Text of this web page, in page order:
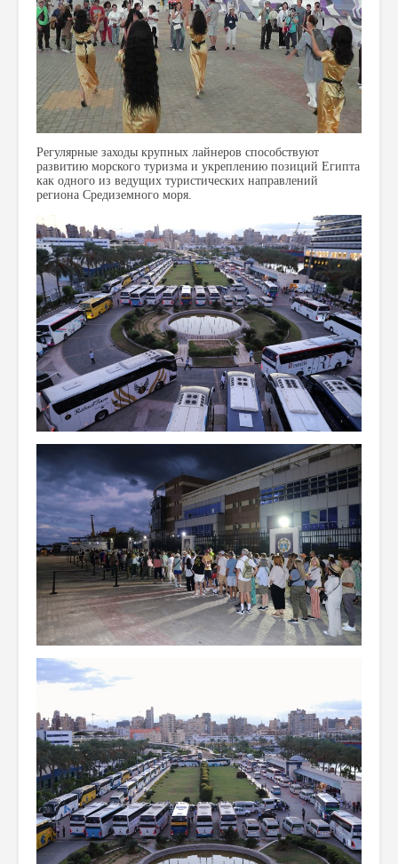
Регулярные заходы крупных лайнеров способствуют
развитию морского туризма и укреплению позиций Египта
как одного из ведущих туристических направлений
региона Средиземного моря.